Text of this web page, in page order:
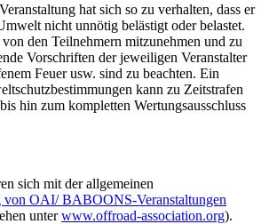
hat sich so zu verhalten, dass er
nicht unnötig belästigt oder belastet.
den Teilnehmern mitzunehmen und zu
Vorschriften der jeweiligen Veranstalter
Feuer usw. sind zu beachten. Ein
kann zu Zeitstrafen
hin zum kompletten Wertungsausschluss
sich mit der allgemeinen
von OAI/ BABOONS-Veranstaltungen
unterwww.offroad-association.org).